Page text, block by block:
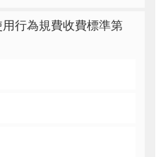
行為規費收費標準第